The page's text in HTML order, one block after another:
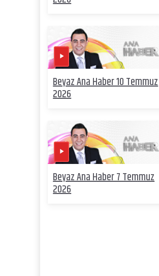
Beyaz Ana Haber 10 Temmuz
2026
Beyaz Ana Haber 7 Temmuz
2026